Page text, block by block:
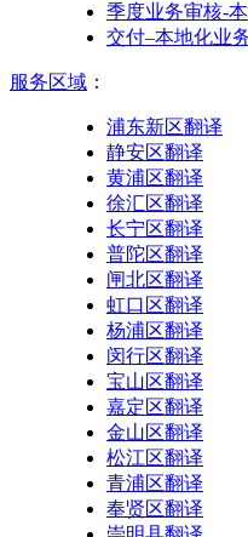
季度业务审核-
交付–本地化业
服务区域 ：
浦东新区翻译
静安区翻译
黄浦区翻译
徐汇区翻译
长宁区翻译
普陀区翻译
闸北区翻译
虹口区翻译
杨浦区翻译
闵行区翻译
宝山区翻译
嘉定区翻译
金山区翻译
松江区翻译
青浦区翻译
奉贤区翻译